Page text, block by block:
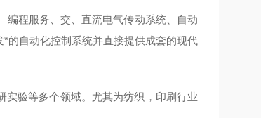
编程服务、交、直流电气传动系统、自动
的自动化控制系统并直接提供成套的现代
实验等多个领域。尤其为纺织，印刷行业